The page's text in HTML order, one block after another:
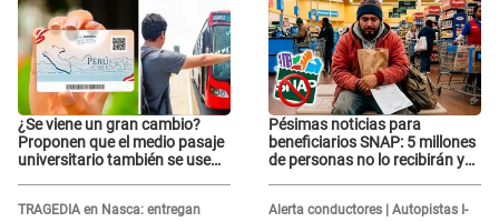
¿Se viene un gran cambio?
Proponen que el medio pasaje
universitario también se use
TRAGEDIA en Nasca: entregan
Pésimas noticias para
beneficiarios SNAP: 5 millones
de personas no lo recibirán y
Alerta conductores | Autopistas I-